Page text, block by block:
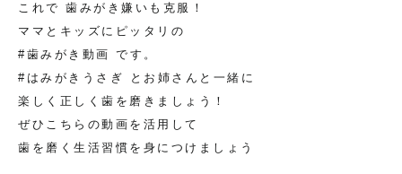
これで 歯みがき嫌いも克服！
ママとキッズにピッタリの
#歯みがき動画 です。
#はみがきうさぎ とお姉さんと一緒に
楽しく正しく歯を磨きましょう！
ぜひこちらの動画を活用して
歯を磨く生活習慣を身につけましょう